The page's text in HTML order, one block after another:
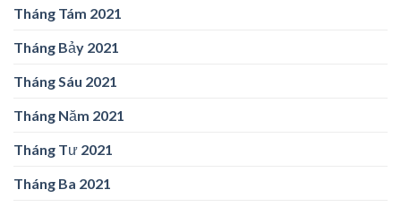
Tháng Tám 2021
Tháng Bảy 2021
Tháng Sáu 2021
Tháng Năm 2021
Tháng Tư 2021
Tháng Ba 2021